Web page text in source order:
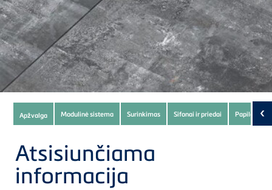
Subnavigation
of
current
Product
Apžvalga Modulinė sistema Surinkimas Sifonai ir priedai Papildomas
‹
Atsisiunčiama
informacija